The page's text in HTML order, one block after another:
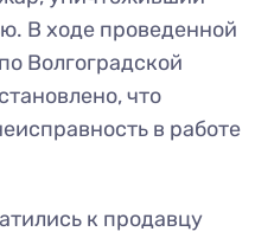
В ходе проведенной
Волгоградской
что
в работе
к продавцу